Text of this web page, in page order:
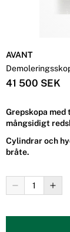
AVANT
41 500 SEK
Grepskopa
mångsidigt
Cylindrar och
bråte.